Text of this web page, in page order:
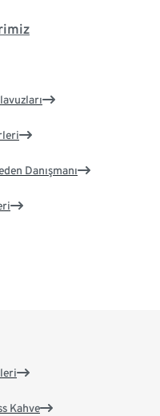
Danışmanı
Kahve